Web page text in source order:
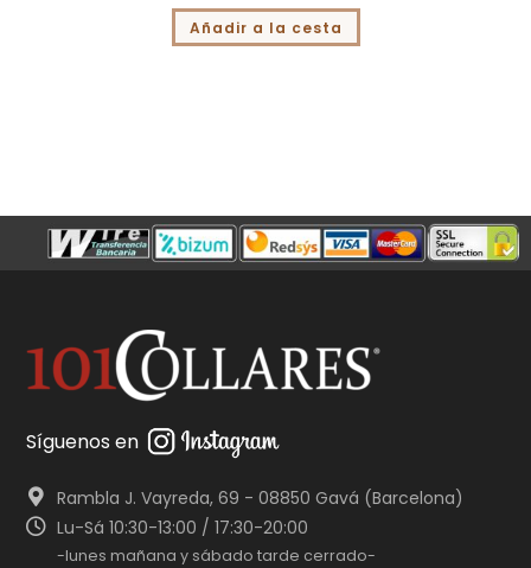
Añadir a la cesta
Síguenos en
Rambla J. Vayreda, 69 - 08850 Gavá (Barcelona)
Lu-Sá 10:30-13:00 / 17:30-20:00
-lunes mañana y sábado tarde cerrado-